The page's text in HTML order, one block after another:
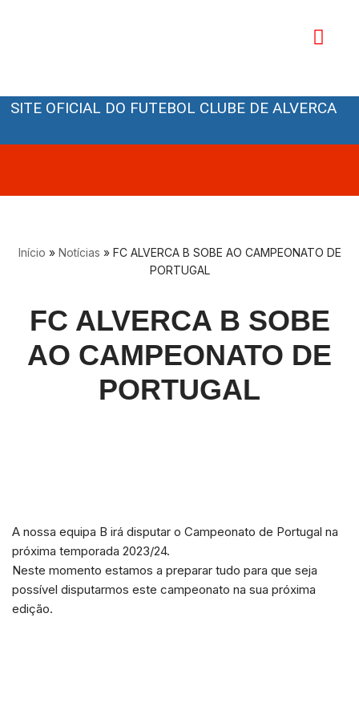
conteúdo
SITE OFICIAL DO FUTEBOL CLUBE DE ALVERCA
Início » Notícias » FC ALVERCA B SOBE AO CAMPEONATO DE
PORTUGAL
FC ALVERCA B SOBE
AO CAMPEONATO DE
PORTUGAL
A nossa equipa B irá disputar o Campeonato de Portugal na
próxima temporada 2023/24.
Neste momento estamos a preparar tudo para que seja
possível disputarmos este campeonato na sua próxima
edição.